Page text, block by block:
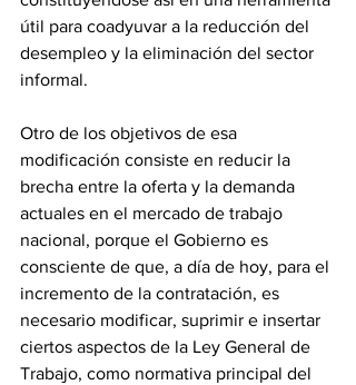
útil para coadyuvar a la reducción del
desempleo y la eliminación del sector
informal.
‎Otro de los objetivos de esa
modificación consiste en reducir la
brecha entre la oferta y la demanda
actuales en el mercado de trabajo
nacional, porque el Gobierno es
consciente de que, a día de hoy, para el
incremento de la contratación, es
necesario modificar, suprimir e insertar
ciertos aspectos de la Ley General de
Trabajo, como normativa principal del